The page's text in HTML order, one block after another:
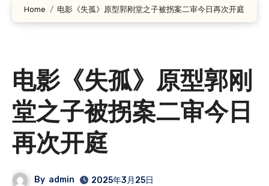
Home 电影《失孤》原型郭刚堂之子被拐案二审今日再次开庭
电影《失孤》原型郭刚
堂之子被拐案二审今日
再次开庭
By admin 2025年3月25日